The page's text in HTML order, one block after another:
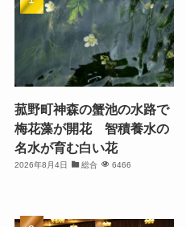
菰野町神森の蟹池の水路で
梅花藻が開花 智積養水の
名水が育む白い花
2026年8月4日 総合 6466